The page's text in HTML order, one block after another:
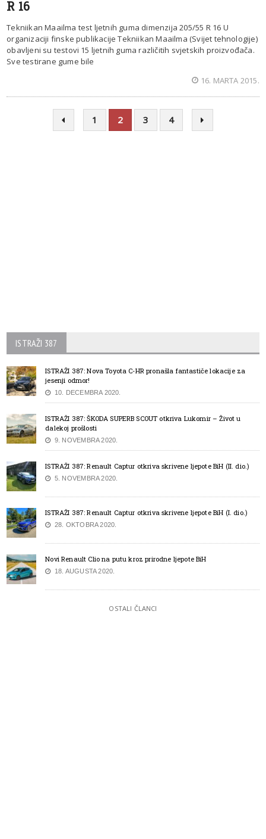
R 16
Tekniikan Maailma test ljetnih guma dimenzija 205/55 R 16 U
organizaciji finske publikacije Tekniikan Maailma (Svijet tehnologije)
obavljeni su testovi 15 ljetnih guma različitih svjetskih proizvođača.
Sve testirane gume bile
16. MARTA 2015.
1 2 3 4
ISTRAŽI 387
ISTRAŽI 387: Nova Toyota C-HR pronašla fantastiče lokacije za
jesenji odmor!
10. DECEMBRA 2020.
ISTRAŽI 387: ŠKODA SUPERB SCOUT otkriva Lukomir – Život u
dalekoj prošlosti
9. NOVEMBRA 2020.
ISTRAŽI 387: Renault Captur otkriva skrivene ljepote BiH (II. dio.)
5. NOVEMBRA 2020.
ISTRAŽI 387: Renault Captur otkriva skrivene ljepote BiH (I. dio.)
28. OKTOBRA 2020.
Novi Renault Clio na putu kroz prirodne ljepote BiH
18. AUGUSTA 2020.
OSTALI ČLANCI